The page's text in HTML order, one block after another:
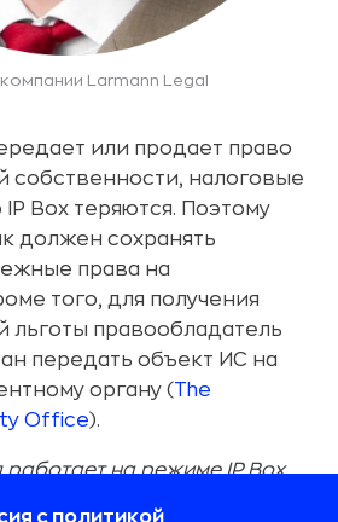
Larmann Legal
или продает право
собственности, налоговые
Box теряются. Поэтому
должен сохранять
права на
того, для получения
льготы правообладатель
передать объект ИС на
органу (The
Office).
на режиме IP Box,
с политикой